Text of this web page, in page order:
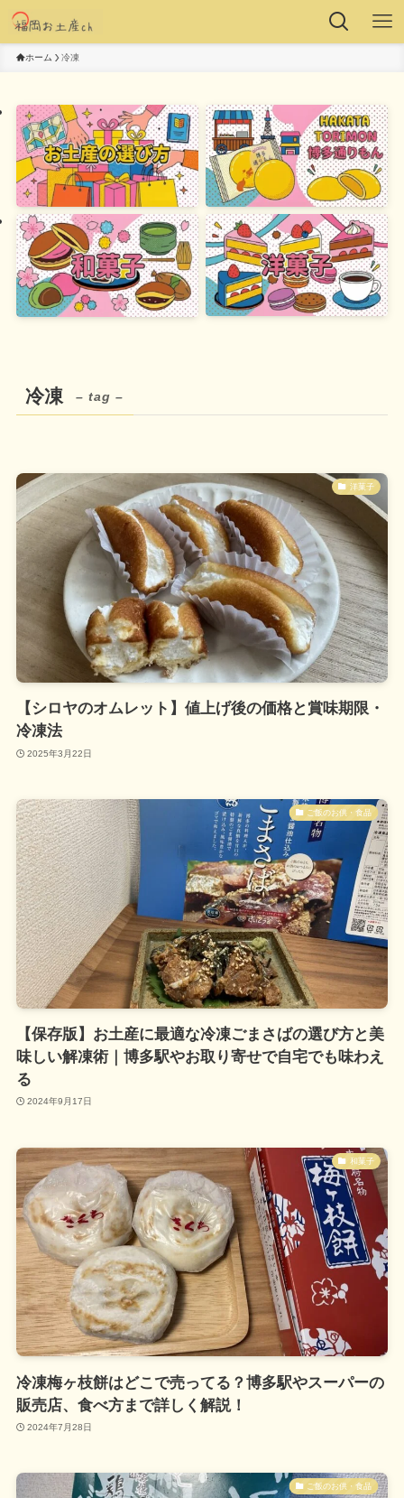
ホーム 冷凍
冷凍 – tag –
洋菓子
【シロヤのオムレット】値上げ後の価格と賞味期限・
冷凍法
2025年3月22日
ご飯のお供・食品
【保存版】お土産に最適な冷凍ごまさばの選び方と美
味しい解凍術｜博多駅やお取り寄せで自宅でも味わえ
る
2024年9月17日
和菓子
冷凍梅ヶ枝餅はどこで売ってる？博多駅やスーパーの
販売店、食べ方まで詳しく解説！
2024年7月28日
ご飯のお供・食品